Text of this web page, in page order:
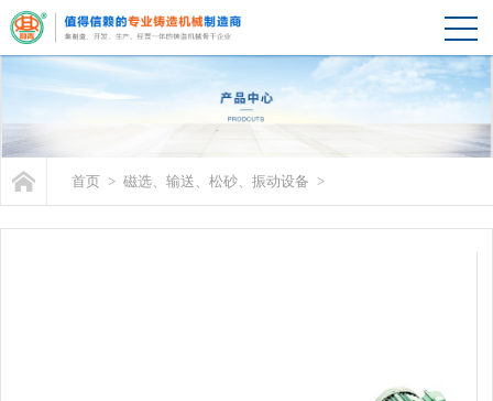
首页 > 磁选、输送、松砂、振动设备 >